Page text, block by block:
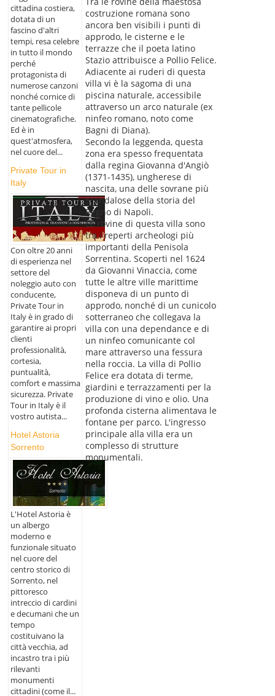
cittadina costiera,
dotata di un
fascino d'altri
tempi, resa celebre
in tutto il mondo
perché
protagonista di
numerose canzoni
nonché cornice di
tante pellicole
cinematografiche.
Ed è in
quest'atmosfera,
nel cuore del...
Private Tour in
Italy
Con oltre 20 anni
di esperienza nel
settore del
noleggio auto con
conducente,
Private Tour in
Italy è in grado di
garantire ai propri
clienti
professionalità,
cortesia,
puntualità,
comfort e massima
sicurezza. Private
Tour in Italy è il
vostro autista...
Hotel Astoria
Sorrento
L'Hotel Astoria è
un albergo
moderno e
funzionale situato
nel cuore del
centro storico di
Sorrento, nel
pittoresco
intreccio di cardini
e decumani che un
tempo
costituivano la
città vecchia, ad
incastro tra i più
rilevanti
monumenti
cittadini (come il...
costruzione romana sono
ancora ben visibili i punti di
approdo, le cisterne e le
terrazze che il poeta latino
Stazio attribuisce a Pollio Felice.
Adiacente ai ruderi di questa
villa vi è la sagoma di una
piscina naturale, accessibile
attraverso un arco naturale (ex
ninfeo romano, noto come
Bagni di Diana).
Secondo la leggenda, questa
zona era spesso frequentata
dalla regina Giovanna d'Angiò
(1371-1435), ungherese di
nascita, una delle sovrane più
scandalose della storia del
Regno di Napoli.
Le rovine di questa villa sono
tra i reperti archeologi più
importanti della Penisola
Sorrentina. Scoperti nel 1624
da Giovanni Vinaccia, come
tutte le altre ville marittime
disponeva di un punto di
approdo, nonché di un cunicolo
sotterraneo che collegava la
villa con una dependance e di
un ninfeo comunicante col
mare attraverso una fessura
nella roccia. La villa di Pollio
Felice era dotata di terme,
giardini e terrazzamenti per la
produzione di vino e olio. Una
profonda cisterna alimentava le
fontane per parco. L'ingresso
principale alla villa era un
complesso di strutture
monumentali.